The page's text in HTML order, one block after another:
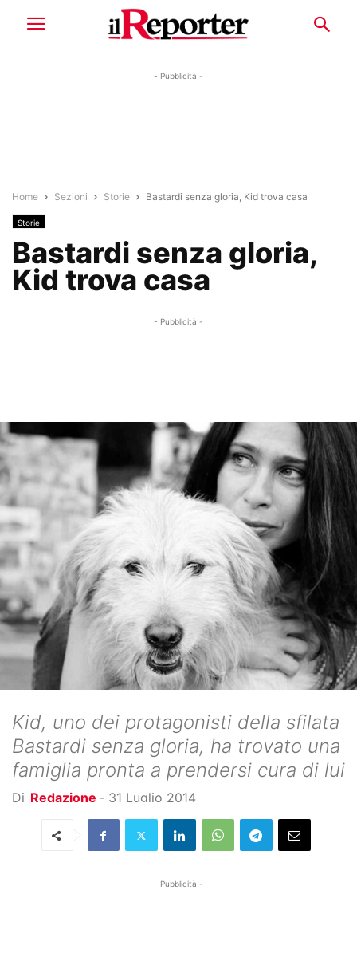
- Pubblicità -
Home Sezioni Storie Bastardi senza gloria, Kid trova casa
Storie
Bastardi senza gloria,
Kid trova casa
- Pubblicità -
Kid, uno dei protagonisti della sfilata
Bastardi senza gloria, ha trovato una
famiglia pronta a prendersi cura di lui
Di Redazione - 31 Luglio 2014
- Pubblicità -